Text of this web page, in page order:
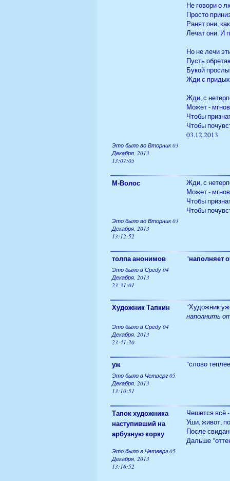
Не говори о
Просто
Ранят они,
Лечат они. И
Но не лечи
Пусть
Букой
Жди с
Жди, с
Может -
Чтобы
Чтобы
03.12.2013
Это было во Вторник 03
Декабря, 2013
13:07:05
М-Волос
Жди, с
Может -
Чтобы
Чтобы
Это было во Вторник 03
Декабря, 2013
13:12:52
толпа анонимов "наполняет
Это было в Среду 04
Декабря, 2013
23:31:01
Художник Тапкин
"Художник
наполнить
Это было в Среду 04
Декабря, 2013
23:41:20
уж "слово
Это было в Четверг 05
Декабря, 2013
13:10:51
Тапок художника
наступивший на
арбузную корку
Чешется всё -
Уши, живот,
После
Дальше
Это было в Четверг 05
Декабря, 2013
13:16:52